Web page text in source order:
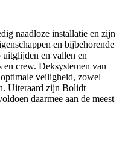
naadloze installatie en zijn
en bijbehorende
en vallen en
crew. Deksystemen van
veiligheid, zowel
Uiteraard zijn Bolidt
daarmee aan de meest